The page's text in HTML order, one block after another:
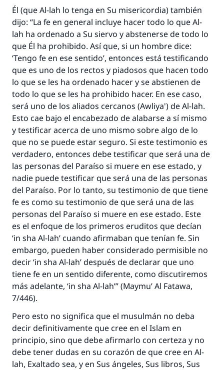
Él (que Al-lah lo tenga en Su misericordia) también
dijo: “La fe en general incluye hacer todo lo que Al-
lah ha ordenado a Su siervo y abstenerse de todo lo
que Él ha prohibido. Así que, si un hombre dice:
‘Tengo fe en ese sentido’, entonces está testificando
que es uno de los rectos y piadosos que hacen todo
lo que se les ha ordenado hacer y se abstienen de
todo lo que se les ha prohibido hacer. En ese caso,
será uno de los aliados cercanos (Awliya') de Al-lah.
Esto cae bajo el encabezado de alabarse a sí mismo
y testificar acerca de uno mismo sobre algo de lo
que no se puede estar seguro. Si este testimonio es
verdadero, entonces debe testificar que será una de
las personas del Paraíso si muere en ese estado, y
nadie puede testificar que será una de las personas
del Paraíso. Por lo tanto, su testimonio de que tiene
fe es como su testimonio de que será una de las
personas del Paraíso si muere en ese estado. Este
es el enfoque de los primeros eruditos que decían
‘in sha Al-lah’ cuando afirmaban que tenían fe. Sin
embargo, pueden haber considerado permisible no
decir ‘in sha Al-lah’después de declarar que uno
tiene fe en un sentido diferente, como discutiremos
más adelante, ‘in sha Al-lah’”(Maymu’ Al Fatawa,
7/446).
Pero esto no significa que el musulmán no deba
decir definitivamente que cree en el Islam en
principio, sino que debe afirmarlo con certeza y no
debe tener dudas en su corazón de que cree en Al-
lah, Exaltado sea, y en Sus ángeles, Sus libros, Sus